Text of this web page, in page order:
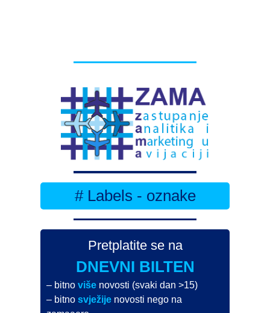
# Labels - oznake
Pretplatite se na
DNEVNI BILTEN
– bitnoviše novosti (svaki dan >15)
– bitnosvježije novosti nego na